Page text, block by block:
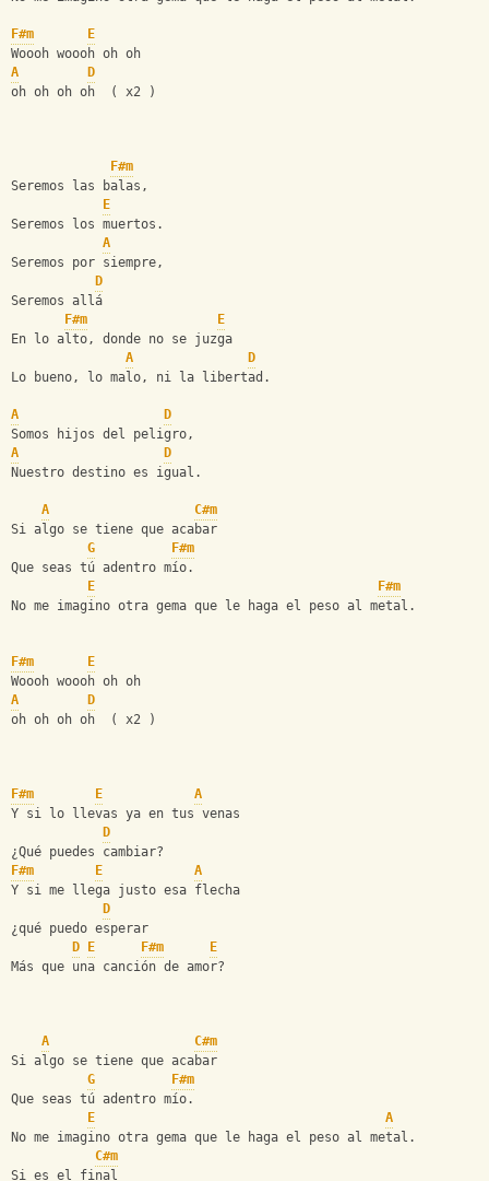
F#m
E
Woooh woooh oh oh
A
D
oh oh oh oh  ( x2 )
F#m
Seremos las balas,
E
Seremos los muertos.
A
Seremos por siempre,
D
Seremos allá
F#m
E
En lo alto, donde no se juzga
A
D
Lo bueno, lo malo, ni la libertad.
A
D
Somos hijos del peligro,
A
D
Nuestro destino es igual.
A
C#m
Si algo se tiene que acabar
G
F#m
Que seas tú adentro mío.
E
F#m
No me imagino otra gema que le haga el peso al metal.
F#m
E
Woooh woooh oh oh
A
D
oh oh oh oh  ( x2 )
F#m E
A
Y si lo llevas ya en tus venas
D
¿Qué puedes cambiar?
F#m
E
A
Y si me llega justo esa flecha
D
¿qué puedo esperar
D
E F#m
E
Más que una canción de amor?
A
C#m
Si algo se tiene que acabar
G
F#m
Que seas tú adentro mío.
E
A
No me imagino otra gema que le haga el peso al metal.
C#m
Si es el final